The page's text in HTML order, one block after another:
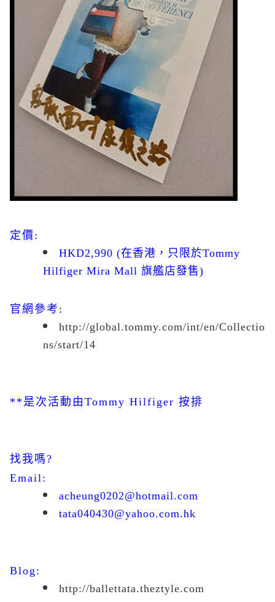
定價 :
HKD2,990 (在香港，只限於Tommy
Hilfiger Mira Mall 旗艦店發售)
官網參考 :
http://global.tommy.com/int/en/Collectio
ns/start/14
** 是次活動由 Tommy Hilfiger 按排
找我嗎 ?
Email:
acheung0202@hotmail.com
tata040430@yahoo.com.hk
Blog:
http://ballettata.theztyle.com